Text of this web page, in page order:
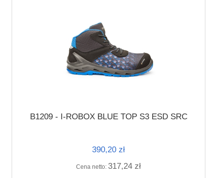
B1209 - I-ROBOX BLUE TOP S3 ESD SRC
390,20 zł
Cena netto: 317,24 zł